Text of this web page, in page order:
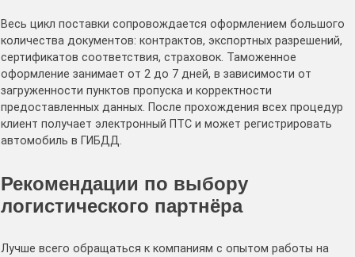
Весь цикл поставки сопровождается оформлением большого
количества документов: контрактов, экспортных разрешений,
сертификатов соответствия, страховок. Таможенное
оформление занимает от 2 до 7 дней, в зависимости от
загруженности пунктов пропуска и корректности
предоставленных данных. После прохождения всех процедур
клиент получает электронный ПТС и может регистрировать
автомобиль в ГИБДД.
Рекомендации по выбору
логистического партнёра
Лучше всего обращаться к компаниям с опытом работы на